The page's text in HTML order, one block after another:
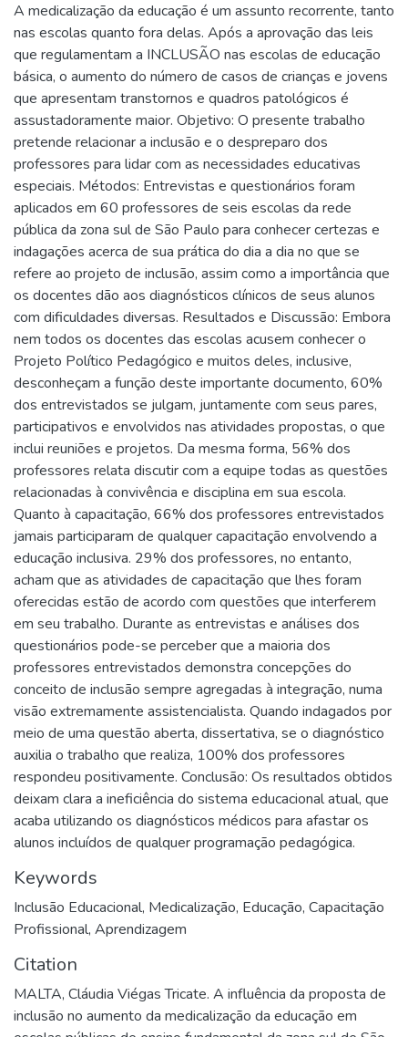
A medicalização da educação é um assunto recorrente, tanto
nas escolas quanto fora delas. Após a aprovação das leis
que regulamentam a INCLUSÃO nas escolas de educação
básica, o aumento do número de casos de crianças e jovens
que apresentam transtornos e quadros patológicos é
assustadoramente maior. Objetivo: O presente trabalho
pretende relacionar a inclusão e o despreparo dos
professores para lidar com as necessidades educativas
especiais. Métodos: Entrevistas e questionários foram
aplicados em 60 professores de seis escolas da rede
pública da zona sul de São Paulo para conhecer certezas e
indagações acerca de sua prática do dia a dia no que se
refere ao projeto de inclusão, assim como a importância que
os docentes dão aos diagnósticos clínicos de seus alunos
com dificuldades diversas. Resultados e Discussão: Embora
nem todos os docentes das escolas acusem conhecer o
Projeto Político Pedagógico e muitos deles, inclusive,
desconheçam a função deste importante documento, 60%
dos entrevistados se julgam, juntamente com seus pares,
participativos e envolvidos nas atividades propostas, o que
inclui reuniões e projetos. Da mesma forma, 56% dos
professores relata discutir com a equipe todas as questões
relacionadas à convivência e disciplina em sua escola.
Quanto à capacitação, 66% dos professores entrevistados
jamais participaram de qualquer capacitação envolvendo a
educação inclusiva. 29% dos professores, no entanto,
acham que as atividades de capacitação que lhes foram
oferecidas estão de acordo com questões que interferem
em seu trabalho. Durante as entrevistas e análises dos
questionários pode-se perceber que a maioria dos
professores entrevistados demonstra concepções do
conceito de inclusão sempre agregadas à integração, numa
visão extremamente assistencialista. Quando indagados por
meio de uma questão aberta, dissertativa, se o diagnóstico
auxilia o trabalho que realiza, 100% dos professores
respondeu positivamente. Conclusão: Os resultados obtidos
deixam clara a ineficiência do sistema educacional atual, que
acaba utilizando os diagnósticos médicos para afastar os
alunos incluídos de qualquer programação pedagógica.
Keywords
Inclusão Educacional, Medicalização, Educação, Capacitação
Profissional, Aprendizagem
Citation
MALTA, Cláudia Viégas Tricate. A influência da proposta de
inclusão no aumento da medicalização da educação em